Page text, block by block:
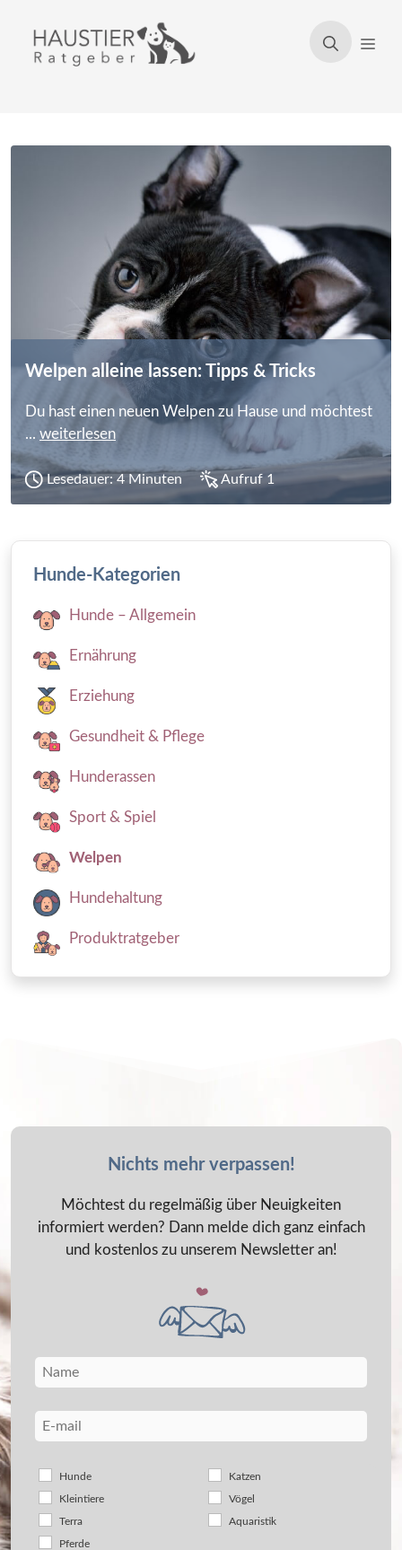
Inhalt
springen
Welpen alleine lassen: Tipps & Tricks
Du hast einen neuen Welpen zu Hause und möchtest
... weiterlesen
Lesedauer: 4 Minuten Aufruf 1
Hunde-Kategorien
Hunde – Allgemein
Ernährung
Erziehung
Gesundheit & Pflege
Hunderassen
Sport & Spiel
Welpen
Hundehaltung
Produktratgeber
Nichts mehr verpassen!
Möchtest du regelmäßig über Neuigkeiten
informiert werden? Dann melde dich ganz einfach
und kostenlos zu unserem Newsletter an!
Hunde
Kleintiere
Terra
Pferde
Katzen
Vögel
Aquaristik